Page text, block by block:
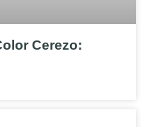
Cerezo: